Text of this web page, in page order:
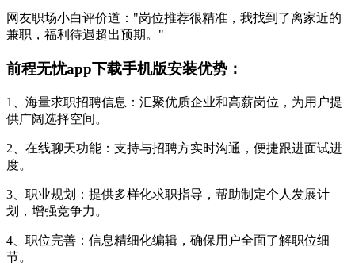
网友职场小白评价道："岗位推荐很精准，我找到了离家近的
兼职，福利待遇超出预期。"
前程无忧app下载手机版安装优势：
1、海量求职招聘信息：汇聚优质企业和高薪岗位，为用户提
供广阔选择空间。
2、在线聊天功能：支持与招聘方实时沟通，便捷跟进面试进
度。
3、职业规划：提供多样化求职指导，帮助制定个人发展计
划，增强竞争力。
4、职位完善：信息精细化编辑，确保用户全面了解职位细
节。